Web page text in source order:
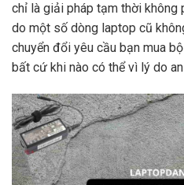
chỉ là giải pháp tạm thời không
do một số dòng laptop cũ
chuyển đổi yêu cầu bạn mua
bất cứ khi nào có thể vì lý do